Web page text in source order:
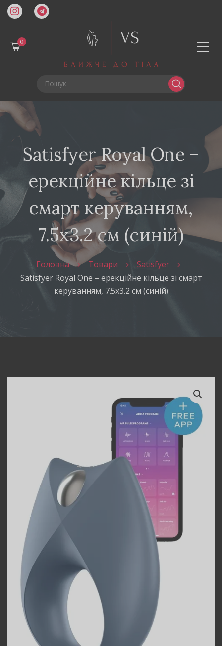
0
Satisfyer Royal One –
ерекційне кільце зі
смарт керуванням,
7.5х3.2 см (синій)
Головна Товари
Satisfyer
Satisfyer Royal One – ерекційне кільце зі смарт
керуванням, 7.5х3.2 см (синій)